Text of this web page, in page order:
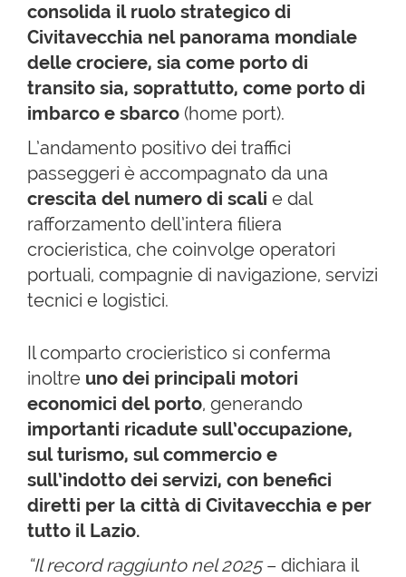
consolida il ruolo strategico di
Civitavecchia nel panorama mondiale
delle crociere, sia come porto di
transito sia, soprattutto, come porto di
imbarco e sbarco (home port).
L’andamento positivo dei traffici
passeggeri è accompagnato da una
crescita del numero di scali e dal
rafforzamento dell’intera filiera
crocieristica, che coinvolge operatori
portuali, compagnie di navigazione, servizi
tecnici e logistici.
Il comparto crocieristico si conferma
inoltre uno dei principali motori
economici del porto, generando
importanti ricadute sull’occupazione,
sul turismo, sul commercio e
sull’indotto dei servizi, con benefici
diretti per la città di Civitavecchia e per
tutto il Lazio.
“Il record raggiunto nel 2025– dichiara il